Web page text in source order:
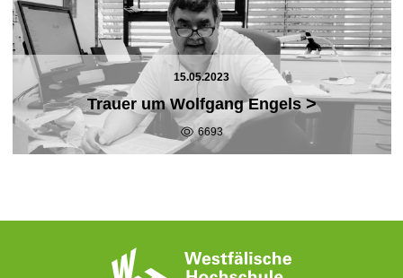
15.05.2023
Trauer um Wolfgang Engels >
6693